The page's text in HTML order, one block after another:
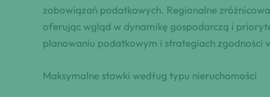
zobowiązań podatkowych. Regionalne
oferując wgląd w dynamikę gospodarczą i
planowaniu podatkowym i strategiach zgodności
Maksymalne stawki według typu nieruchomości